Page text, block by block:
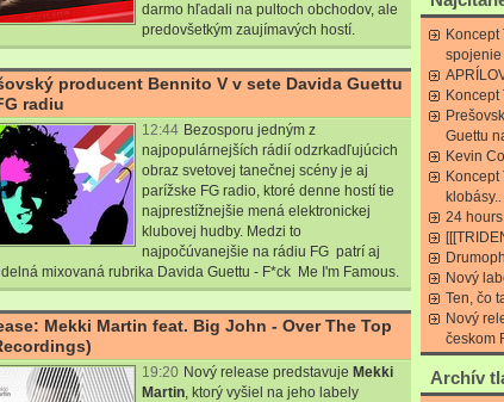
darmo hľadali na pultoch obchodov, ale
predovšetkým zaujímavých hostí.
producent Bennito V v sete Davida Guettu
radiu
12:44 Bezosporu jedným z
najpopulárnejších rádií odzrkadľujúcich
obraz svetovej tanečnej scény je aj
parížske FG radio, ktoré denne hostí tie
najprestížnejšie mená elektronickej
klubovej hudby. Medzi to
najpočúvanejšie na rádiu FG patrí aj
mixovaná rubrika Davida Guettu - F*ck Me I'm Famous.
Mekki Martin feat. Big John - Over The Top
19:20 Nový release predstavuje Mekki
Martin, ktorý vyšiel na jeho labely
Koncept
spojenie
Koncept
Guettu
Kevin
Koncept
klobásy..
24
Nový
Ten, čo
Nový
českom
Archív